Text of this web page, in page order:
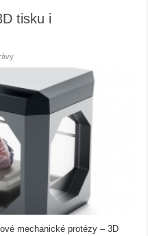
tisku i
mechanické protézy – 3D